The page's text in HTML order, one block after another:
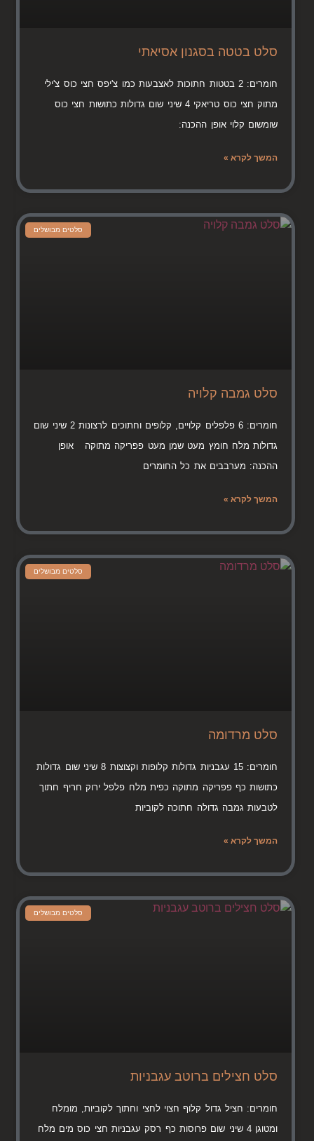
סלט בטטה בסגנון אסיאתי
חומרים: 2 בטטות חתוכות לאצבעות כמו צ'יפס חצי כוס צ'ילי
מתוק חצי כוס טריאקי 4 שיני שום גדולות כתושות חצי כוס
שומשום קלוי אופן ההכנה:
המשך לקרא »
סלטים מבושלים
סלט גמבה קלויה
חומרים: 6 פלפלים קלויים, קלופים וחתוכים לרצונות 2 שיני שום
גדולות מלח חומץ מעט שמן מעט פפריקה מתוקה אופן
ההכנה: מערבבים את כל החומרים
המשך לקרא »
סלטים מבושלים
סלט מרדומה
חומרים: 15 עגבניות גדולות קלופות וקצוצות 8 שיני שום גדולות
כתושות כף פפריקה מתוקה כפית מלח פלפל ירוק חריף חתוך
לטבעות גמבה גדולה חתוכה לקוביות
המשך לקרא »
סלטים מבושלים
סלט חצילים ברוטב עגבניות
חומרים: חציל גדול קלוף חצוי לחצי וחתוך לקוביות, מומלח
ומטוגן 4 שיני שום פרוסות כף רסק עגבניות חצי כוס מים מלח